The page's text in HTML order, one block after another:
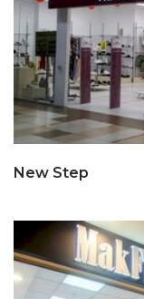
New Step